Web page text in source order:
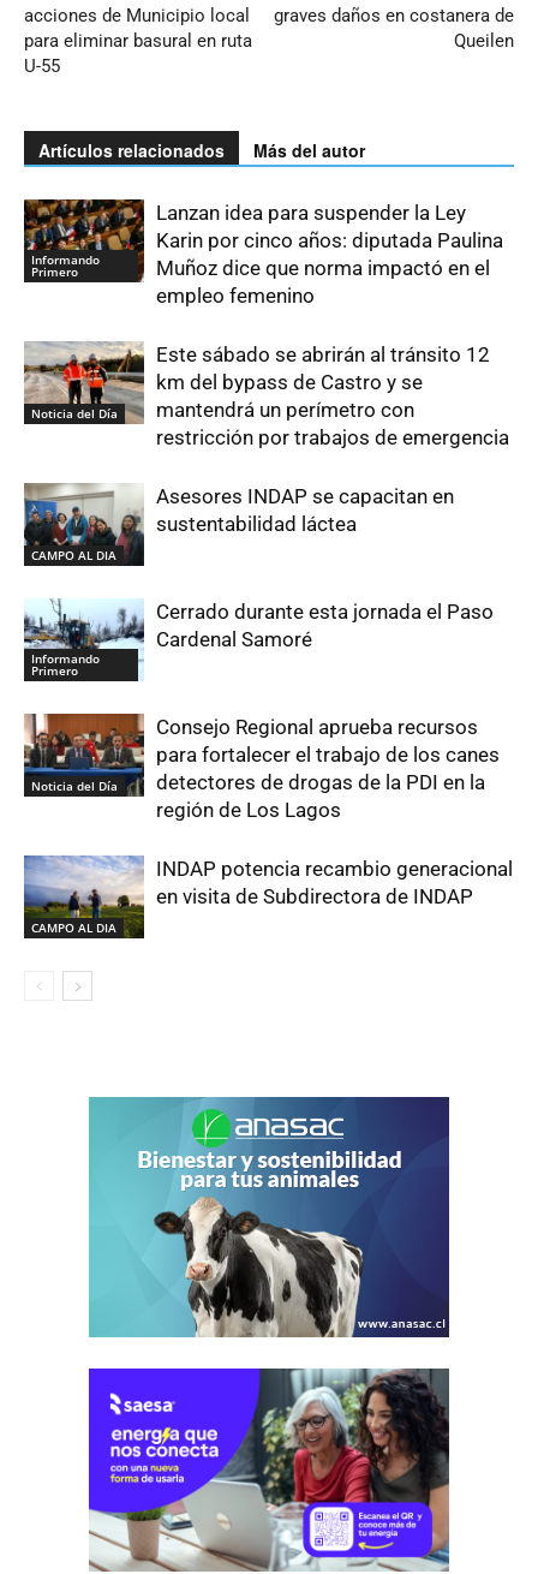
acciones de Municipio local
para eliminar basural en ruta
U-55
graves daños en costanera de
Queilen
Artículos relacionados Más del autor
Informando
Primero
Lanzan idea para suspender la Ley
Karin por cinco años: diputada Paulina
Muñoz dice que norma impactó en el
empleo femenino
Noticia del Día
Este sábado se abrirán al tránsito 12
km del bypass de Castro y se
mantendrá un perímetro con
restricción por trabajos de emergencia
CAMPO AL DIA
Asesores INDAP se capacitan en
sustentabilidad láctea
Informando
Primero
Cerrado durante esta jornada el Paso
Cardenal Samoré
Noticia del Día
Consejo Regional aprueba recursos
para fortalecer el trabajo de los canes
detectores de drogas de la PDI en la
región de Los Lagos
CAMPO AL DIA
INDAP potencia recambio generacional
en visita de Subdirectora de INDAP